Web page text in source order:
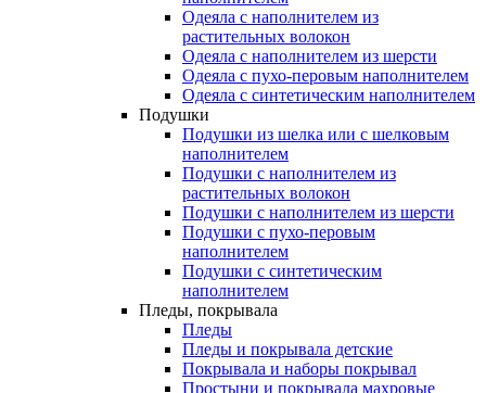
Одеяла с наполнителем из
растительных волокон
Одеяла с наполнителем из шерсти
Одеяла с пухо-перовым наполнителем
Одеяла с синтетическим наполнителем
Подушки
Подушки из шелка или с шелковым
наполнителем
Подушки с наполнителем из
растительных волокон
Подушки с наполнителем из шерсти
Подушки с пухо-перовым
наполнителем
Подушки с синтетическим
наполнителем
Пледы, покрывала
Пледы
Пледы и покрывала детские
Покрывала и наборы покрывал
Простыни и покрывала махровые